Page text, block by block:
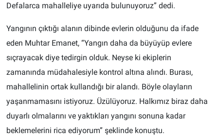
Defalarca mahalleliye uyarıda bulunuyoruz” dedi.
Yangının çıktığı alanın dibinde evlerin olduğunu da ifade
eden Muhtar Emanet, “Yangın daha da büyüyüp evlere
sıçrayacak diye tedirgin olduk. Neyse ki ekiplerin
zamanında müdahalesiyle kontrol altına alındı. Burası,
mahallelinin ortak kullandığı bir alandı. Böyle olayların
yaşanmamasını istiyoruz. Üzülüyoruz. Halkımız biraz daha
duyarlı olmalarını ve yaktıkları yangını sonuna kadar
beklemelerini rica ediyorum” şeklinde konuştu.